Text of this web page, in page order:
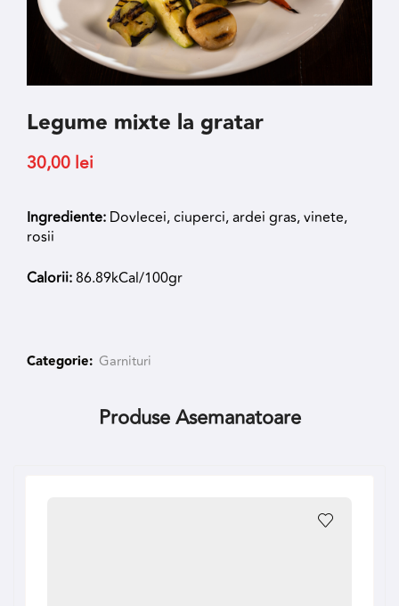
Legume mixte la gratar
30,00 lei
Ingrediente: Dovlecei, ciuperci, ardei gras, vinete,
rosii
Calorii:86.89kCal/100gr
Categorie: Garnituri
Produse Asemanatoare